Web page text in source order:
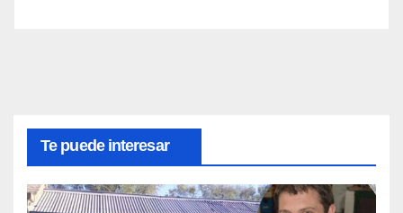
Te puede interesar